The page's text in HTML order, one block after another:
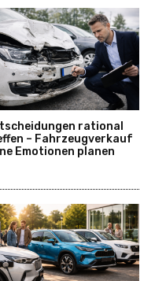
rational
– Fahrzeugverkauf
Emotionen planen